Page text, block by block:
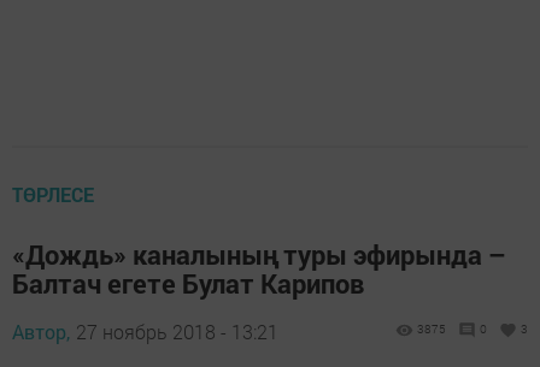
ТӨРЛЕСЕ
«Дождь» каналының туры эфирында –
Балтач егете Булат Карипов
Автор, 27 ноябрь 2018 - 13:21 3875 0 3